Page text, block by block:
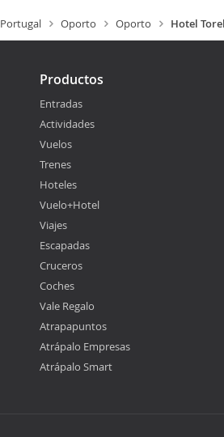
Portugal Oporto Oporto Hotel
Productos
Entradas
Actividades
Vuelos
Trenes
Hoteles
Vuelo+Hotel
Viajes
Escapadas
Cruceros
Coches
Vale Regalo
Atrapapuntos
Atrápalo Empresas
Atrápalo Smart